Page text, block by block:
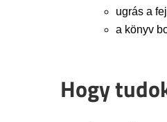
ugrás a
a könyv
Hogy